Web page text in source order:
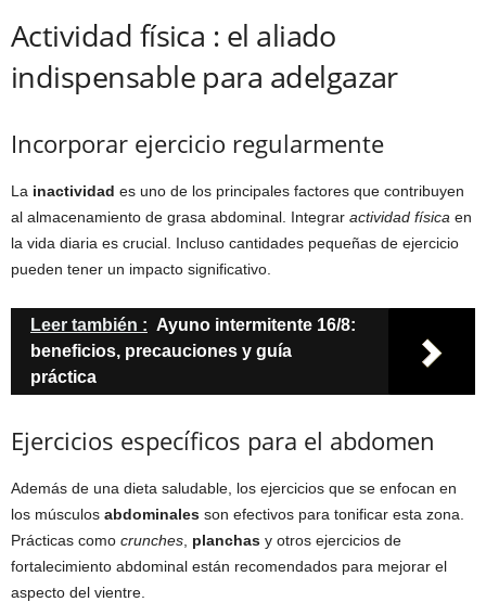
Actividad física : el aliado
indispensable para adelgazar
Incorporar ejercicio regularmente
La inactividad es uno de los principales factores que contribuyen
al almacenamiento de grasa abdominal. Integrar actividad física en
la vida diaria es crucial. Incluso cantidades pequeñas de ejercicio
pueden tener un impacto significativo.
Leer también : Ayuno intermitente 16/8:
beneficios, precauciones y guía
práctica
Ejercicios específicos para el abdomen
Además de una dieta saludable, los ejercicios que se enfocan en
los músculos abdominales son efectivos para tonificar esta zona.
Prácticas como crunches planchas y otros ejercicios de
fortalecimiento abdominal están recomendados para mejorar el
aspecto del vientre.